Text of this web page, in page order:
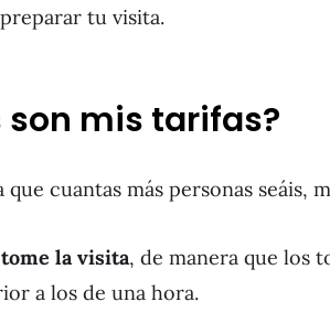
tu visita.
son mis tarifas?
cuantas más personas seáis,
la visita, de manera que los
a los de una hora.